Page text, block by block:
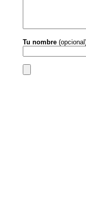
Tu nombre